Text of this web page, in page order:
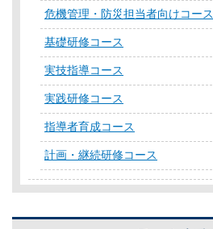
危機管理・防災担当者向けコース
基礎研修コース
実技指導コース
実践研修コース
指導者育成コース
計画・継続研修コース